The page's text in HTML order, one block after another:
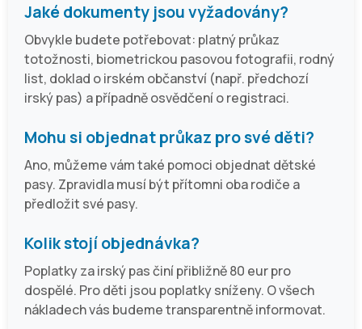
Jaké dokumenty jsou vyžadovány?
Obvykle budete potřebovat: platný průkaz
totožnosti, biometrickou pasovou fotografii, rodný
list, doklad o irském občanství (např. předchozí
irský pas) a případně osvědčení o registraci.
Mohu si objednat průkaz pro své děti?
Ano, můžeme vám také pomoci objednat dětské
pasy. Zpravidla musí být přítomni oba rodiče a
předložit své pasy.
Kolik stojí objednávka?
Poplatky za irský pas činí přibližně 80 eur pro
dospělé. Pro děti jsou poplatky sníženy. O všech
nákladech vás budeme transparentně informovat.